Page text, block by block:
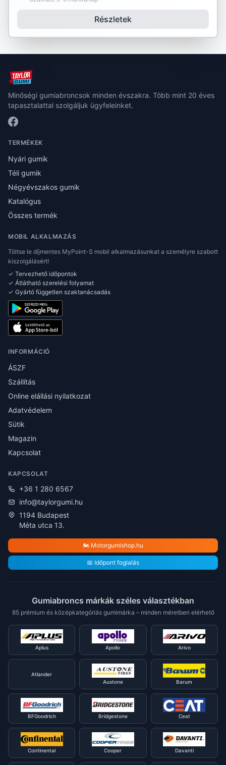
Részletek
Minőségi gumiabroncsok minden évszakra. Több mint 20 éves
tapasztalattal szolgáljuk ügyfeleinket.
TERMÉKEK
Nyári gumik
Téli gumik
Négyévszakos gumik
Katalógus
Összes termék
MOBIL ALKALMAZÁS
Töltse le díjmentes MyPoint-S mobil alkalmazásunkat a személyre szabott
kiszolgálásért!
✓ Tervezhető időpontok
✓ Átlátható szerelési folyamat
✓ Gyártó független szaktanácsadás
INFORMÁCIÓ
ÁSZF
Szállítás
Online elállási nyilatkozat
Adatvédelem
Sütik
Magazin
Kapcsolat
KAPCSOLAT
+36 1 280 6567
info@taylorgumi.hu
1194 Budapest
Méta utca 13.
🏍️ Motorgumishop.hu
📅 Időpont foglalás
Gumiabroncs márkák széles választékban
85 prémium és középkategóriás gumimárka – minden méretben elérhető
Aplus Apollo Arivo
Atlander
Austone
Barum
BFGoodrich Bridgestone Ceat
Continental Cooper Davanti